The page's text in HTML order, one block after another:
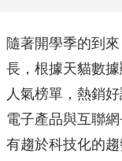
隨著開學季的到
長，根據天貓數
人氣榜單，熱銷
電子產品與互聯
有趨於科技化的趨